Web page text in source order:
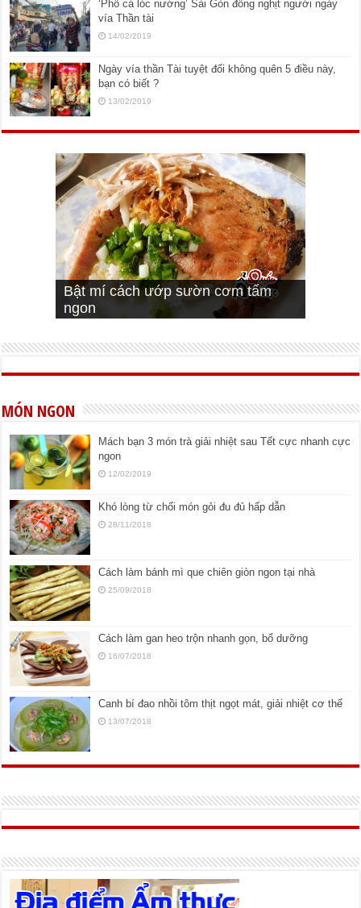
‘Phố cá lóc nướng’ Sài Gòn đông nghịt người ngày
vía Thần tài
14/02/2019
Ngày vía thần Tài tuyệt đối không quên 5 điều này,
bạn có biết ?
13/02/2019
Cách pha nước mắm trộn gỏi ngon
bá cháy
Bí quyết để chiên đậu hũ giòn ngon
Cách ướp sườn non nướng ngon
đúng vị
Cách ướp thịt heo chiên ngon mềm
Bật mí cách ướp sườn cơm tấm
ngon
MÓN NGON
Mách bạn 3 món trà giải nhiệt sau Tết cực nhanh cực
ngon
12/02/2019
Khó lòng từ chối món gỏi đu đủ hấp dẫn
28/11/2018
Cách làm bánh mì que chiên giòn ngon tại nhà
25/09/2018
Cách làm gan heo trộn nhanh gọn, bổ dưỡng
16/07/2018
Canh bí đao nhồi tôm thịt ngọt mát, giải nhiệt cơ thể
13/07/2018